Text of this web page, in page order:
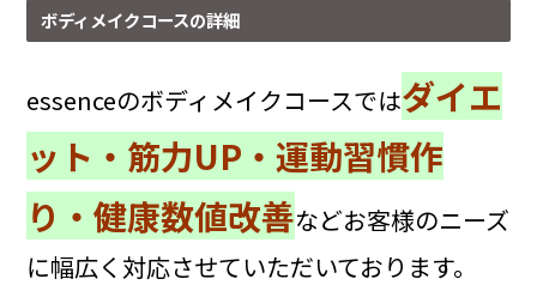
ボディメイクコースの詳細
essenceのボディメイクコースではダイエ
ット・筋力UP・運動習慣作
り・健康数値改善などお客様のニーズ
に幅広く対応させていただいております。